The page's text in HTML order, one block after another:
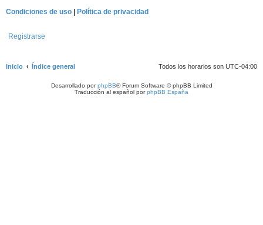
Condiciones de uso | Política de privacidad
Registrarse
Inicio Índice general Todos los horarios son UTC-04:00
Desarrollado porphpBB® Forum Software © phpBB Limited
Traducción al español porphpBB España